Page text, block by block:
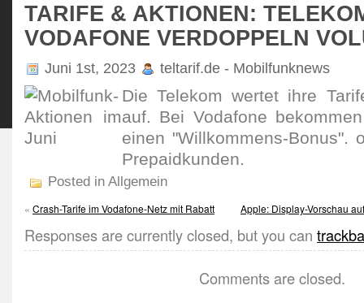
SMARTPHONES & HANDYS TABLET-PCS VERTRÄGE &
TARIFE & AKTIONEN:
VODAFONE VERDOPPELN
Juni 1st, 2023 teltarif.de - Mobilfunknews
Die Telekom wertet ihre
auf. Bei Voda­fone
einen "Will­kom­mens-Bonus".
Prepaid­kunden.
Posted in Allgemein
« Crash-Tarife im Vodafone-Netz mit Rabatt Apple: Display-Vorschau
Responses are currently closed, but you can
Comments are closed.